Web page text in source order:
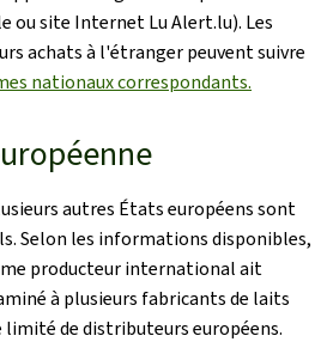
ou site Internet Lu Alert.lu). Les
achats à l'étranger peuvent suivre
nationaux correspondants.
autres États européens sont
Selon les informations disponibles,
producteur international ait
à plusieurs fabricants de laits
de distributeurs européens.